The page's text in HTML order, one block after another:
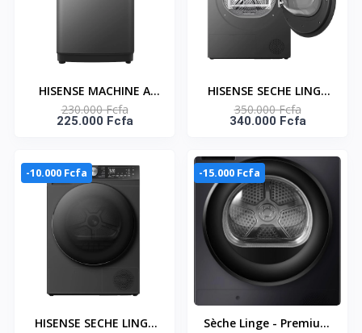
HISENSE MACHINE A
LAVER TOP LOAD 11KG-
BUBBLE CLEAN -
230.000 Fcfa
225.000 Fcfa
HISENSE SECHE LINGE
9KG POMPE À CHALEUR
TITANIUM GREY-
350.000 Fcfa
340.000 Fcfa
-10.000 Fcfa
HISENSE SECHE LINGE
-15.000 Fcfa
Sèche Linge - Premium